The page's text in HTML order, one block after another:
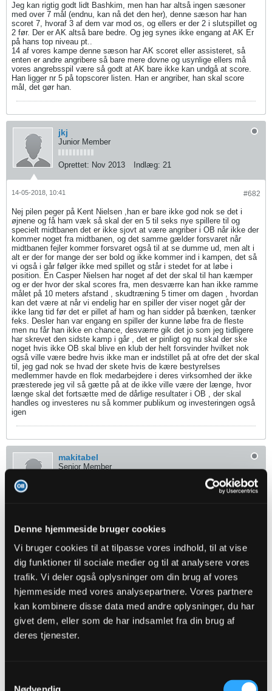
Denne hjemmeside bruger cookies
Vi bruger cookies til at tilpasse vores indhold, til at vise
dig funktioner til sociale medier og til at analysere vores
trafik. Vi deler også oplysninger om din brug af vores
hjemmeside med vores analysepartnere. Vores partnere
kan kombinere disse data med andre oplysninger, du har
givet dem, eller som de har indsamlet fra din brug af
deres tjenester.
Jeg kan rigtig godt lidt Bashkim, men han har altså ingen sæsoner
med over 7 mål (endnu, kan nå det den her), denne sæson har han
scoret 7, hvoraf 3 af dem var mod os, og ellers er der 2 i slutspillet og
2 før. Der er AK altså bare bedre. Og jeg synes ikke engang at AK Er
på hans top niveau pt..
14 af vores kampe denne sæson har AK scoret eller assisteret, så
enten er andre angribere så bare mere dovne og usynlige ellers må
vores angrebsspil være så godt at AK bare ikke kan undgå at score.
Han ligger nr 5 på topscorer listen. Han er angriber, han skal score
mål, det gør han.
jkj
Junior Member
Oprettet: Nov 2013 Indlæg: 21
#682
14-05-2018, 10:41
Nej pilen peger på Kent Nielsen ,han er bare ikke god nok se det i
øjnene og få ham væk så skal der en 5 til seks nye spillere til og
specielt midtbanen det er ikke sjovt at være angriber i OB når ikke der
kommer noget fra midtbanen, og det samme gælder forsvaret når
midtbanen fejler kommer forsvaret også til at se dumme ud, men alt i
alt er der for mange der ser bold og ikke kommer ind i kampen, det så
vi også i går følger ikke med spillet og står i stedet for at løbe i
position. En Casper Nielsen har noget af det der skal til han kæmper
og er der hvor der skal scores fra, men desværre kan han ikke ramme
målet på 10 meters afstand , skudtræning 5 timer om dagen , hvordan
kan det være at når vi endelig har en spiller der viser noget går der
ikke lang tid før det er pillet af ham og han sidder på bænken, tænker
feks. Desler han var engang en spiller der kunne løbe fra de fleste
men nu får han ikke en chance, desværre gik det jo som jeg tidligere
har skrevet den sidste kamp i går , det er pinligt og nu skal der ske
noget hvis ikke OB skal blive en klub der helt forsvinder hvilket nok
også ville være bedre hvis ikke man er indstillet på at ofre det der skal
til, jeg gad nok se hvad der skete hvis de kære bestyrelses
medlemmer havde en flok medarbejdere i deres virksomhed der ikke
præsterede jeg vil så gætte på at de ikke ville være der længe, hvor
længe skal det fortsætte med de dårlige resultater i OB , der skal
handles og investeres nu så kommer publikum og investeringen også
igen
makitabel
Senior Member
Oprindeligt indsendt afmckellberg
Siger vist alt om den liga. Hvor gammel er han? 40?
Manden er 29 og du mener at vide, at han er 40.. Det siger vist mest
om din indsigt i dette anliggende som i så mange andre..
mckellberg